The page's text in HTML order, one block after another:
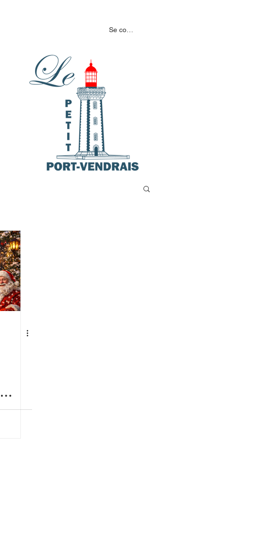
Se connecter